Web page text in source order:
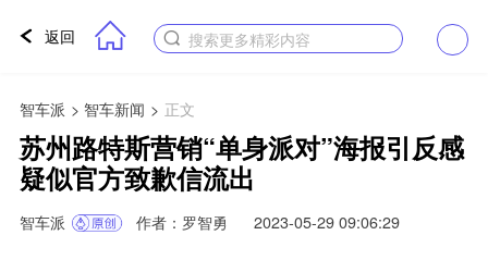
返回 搜索更多精彩内容
智车派 > 智车新闻 > 正文
苏州路特斯营销“单身派对”海报引反感
疑似官方致歉信流出
智车派 作者：罗智勇 2023-05-29 09:06:29